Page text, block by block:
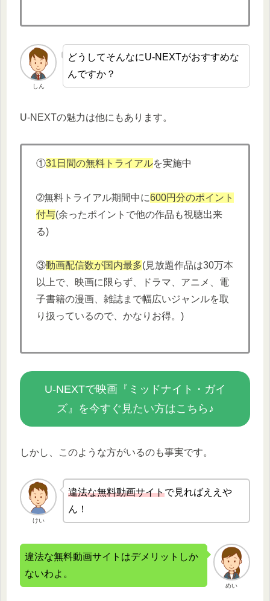
しん
どうしてそんなにU-NEXTがおすすめな
んですか？
U-NEXTの魅力は他にもあります。
①31日間の無料トライアルを実施中
➁無料トライアル期間中に600円分のポイント
付与(余ったポイントで他の作品も視聴出来
る)
③動画配信数が国内最多(見放題作品は30万本
以上で、映画に限らず、ドラマ、アニメ、電
子書籍の漫画、雑誌まで幅広いジャンルを取
り扱っているので、かなりお得。)
U-NEXTで映画『ミッドナイト・ガイ
ズ』を今すぐ見たい方はこちら♪
しかし、このような方がいるのも事実です。
けい
違法な無料動画サイトで見ればええや
ん！
めい
違法な無料動画サイトはデメリットしか
ないわよ。